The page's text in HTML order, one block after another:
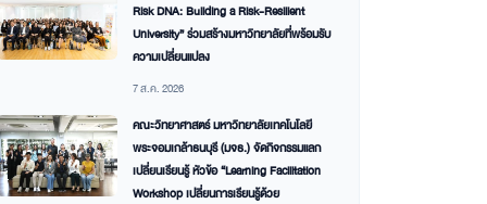
Risk DNA: Building a Risk-Resilient
University” ร่วมสร้างมหาวิทยาลัยที่พร้อมรับ
ความเปลี่ยนแปลง
7 ส.ค. 2026
คณะวิทยาศาสตร์ มหาวิทยาลัยเทคโนโลยี
พระจอมเกล้าธนบุรี (มจธ.) จัดกิจกรรมแลก
เปลี่ยนเรียนรู้ หัวข้อ “Learning Facilitation
Workshop เปลี่ยนการเรียนรู้ด้วย